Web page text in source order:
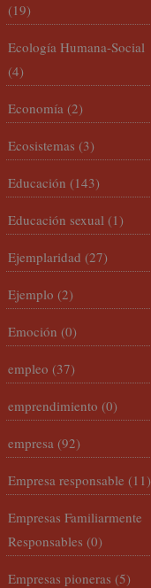
(19)
Ecología Humana-Social
(4)
Economía (2)
Ecosistemas (3)
Educación (143)
Educación sexual (1)
Ejemplaridad (27)
Ejemplo (2)
Emoción (0)
empleo (37)
emprendimiento (0)
empresa (92)
Empresa responsable (11)
Empresas Familiarmente
Responsables (0)
Empresas pioneras (5)